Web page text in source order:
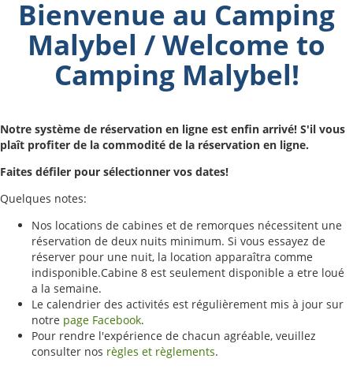
Bienvenue au Camping
Malybel / Welcome to
Camping Malybel!
Notre système de réservation en ligne est enfin arrivé! S'il vous
plaît profiter de la commodité de la réservation en ligne.
Faites défiler pour sélectionner vos dates!
Quelques notes:
Nos locations de cabines et de remorques nécessitent une
réservation de deux nuits minimum. Si vous essayez de
réserver pour une nuit, la location apparaîtra comme
indisponible.Cabine 8 est seulement disponible a etre loué
a la semaine.
Le calendrier des activités est régulièrement mis à jour sur
notre page Facebook.
Pour rendre l'expérience de chacun agréable, veuillez
consulter nos règles et règlements.